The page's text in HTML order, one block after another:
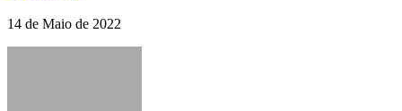
14 de Maio de 2022